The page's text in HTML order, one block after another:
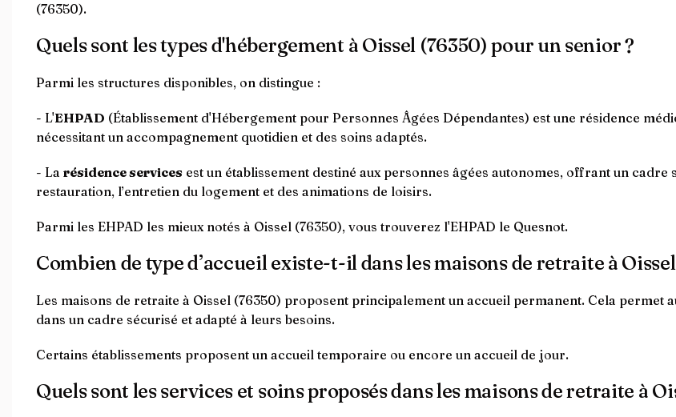
(76350).
Quels sont les types d'hébergement à Oissel (76350) pour un senior ?
Parmi les structures disponibles, on distingue :
- L'EHPAD (Établissement d'Hébergement pour Personnes Âgées Dépendantes) est une résidence
nécessitant un accompagnement quotidien et des soins adaptés.
- La résidence services est un établissement destiné aux personnes âgées autonomes, offrant un
restauration, l’entretien du logement et des animations de loisirs.
Parmi les EHPAD les mieux notés à Oissel (76350), vous trouverez l'EHPAD le Quesnot.
Combien de type d’accueil existe-t-il dans les maisons de retraite à
Les maisons de retraite à Oissel (76350) proposent principalement un accueil permanent. Cela permet
dans un cadre sécurisé et adapté à leurs besoins.
Certains établissements proposent un accueil temporaire ou encore un accueil de jour.
Quels sont les services et soins proposés dans les maisons de retraite à